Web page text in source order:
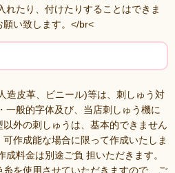
れたり、付けたりすることはできま
い致します。</br<
造皮革、ビニール)等は、刺しゅう対
一般的字体及び、当店刺しゅう機に
以外の刺しゅうは、基本的できません
作成能な場合に限って作成いたしま
成料金は別途ご負 担いただきます。
糸を使用させていただきますので、ご